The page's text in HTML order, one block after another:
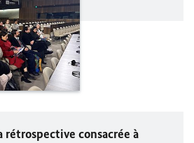
consacrée à